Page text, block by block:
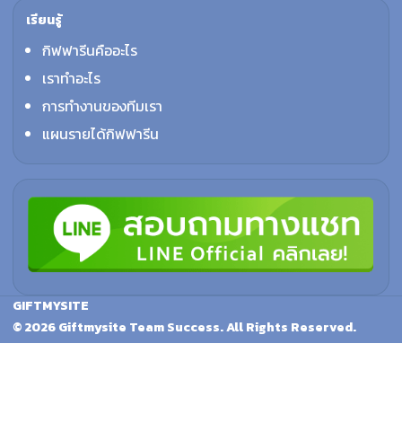
เรียนรู้
กิฟฟารีนคืออะไร
เราทำอะไร
การทำงานของทีมเรา
แผนรายได้กิฟฟารีน
GIFTMYSITE
© 2026 Giftmysite Team Success. All Rights Reserved.